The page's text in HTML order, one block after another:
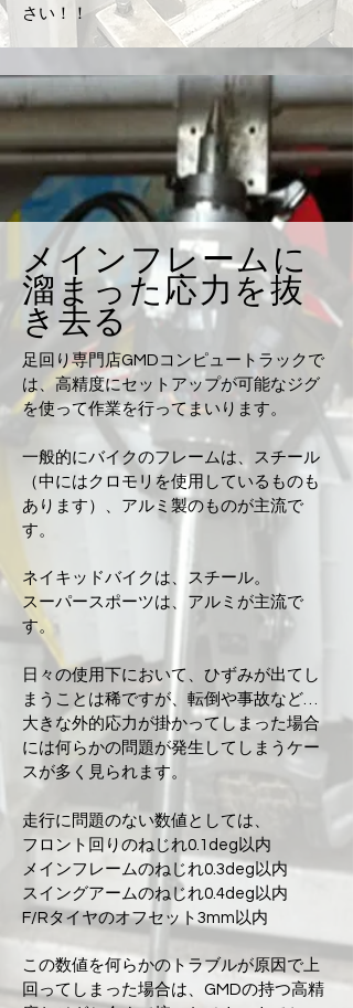
さい！！
メインフレームに
溜まった応力を抜
き去る
足回り専門店GMDコンピュートラックで
は、高精度にセットアップが可能なジグ
を使って作業を行ってまいります。
一般的にバイクのフレームは、スチール
（中にはクロモリを使用しているものも
あります）、アルミ製のものが主流で
す。
ネイキッドバイクは、スチール。
スーパースポーツは、アルミが主流で
す。
日々の使用下において、ひずみが出てし
まうことは稀ですが、転倒や事故など…
大きな外的応力が掛かってしまった場合
には何らかの問題が発生してしまうケー
スが多く見られます。
走行に問題のない数値としては、
フロント回りのねじれ0.1deg以内
メインフレームのねじれ0.3deg以内
スイングアームのねじれ0.4deg以内
F/Rタイヤのオフセット3mm以内
この数値を何らかのトラブルが原因で上
回ってしまった場合は、GMDの持つ高精